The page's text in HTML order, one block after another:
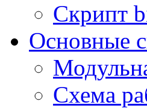
Скрипт
Основные
Схема